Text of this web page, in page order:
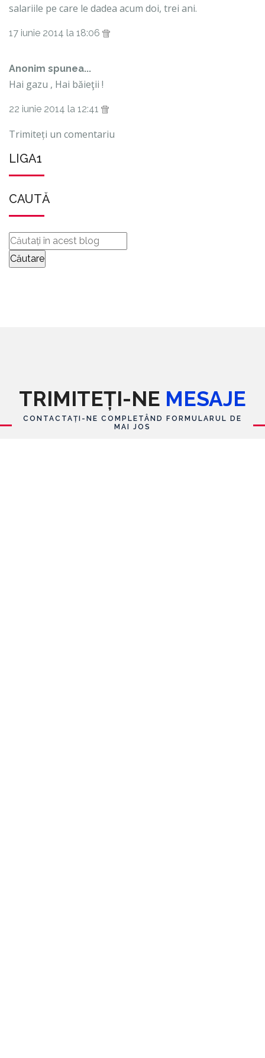
salariile pe care le dadea acum doi, trei ani.
17 iunie 2014 la 18:06
Anonim spunea...
Hai gazu , Hai băieţii !
22 iunie 2014 la 12:41
Trimiteți un comentariu
LIGA1
CAUTĂ
TRIMITEȚI-NE MESAJE
CONTACTAȚI-NE COMPLETÂND FORMULARUL DE
MAI JOS